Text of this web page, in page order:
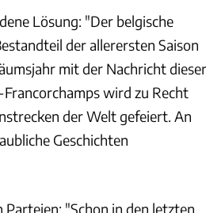
Lösung: "Der belgische
der allerersten Saison
mit der Nachricht dieser
wird zu Recht
der Welt gefeiert. An
Geschichten
"Schon in den letzten